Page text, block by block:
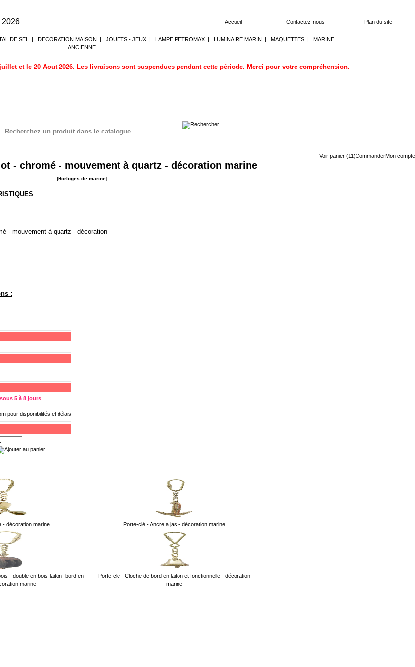
2026 Accueil Contactez-nous Plan du site
DE SEL | DECORATION MAISON | JOUETS - JEUX | LAMPE PETROMAX | LUMINAIRE MARIN | MAQUETTES | MARINE
ANCIENNE
et le 20 Aout 2026. Les livraisons sont suspendues pendant cette période. Merci pour votre compréhension.
Recherchez un produit dans le catalogue
Voir panier (11)CommanderMon compte
- chromé - mouvement à quartz - décoration marine
[Horloges de marine]
- mouvement à quartz - décoration
:
5 à 8 jours
pour disponibilités et délais
- décoration marine Porte-clé - Ancre a jas - décoration marine
- double en bois-laiton- bord en
marine
Porte-clé - Cloche de bord en laiton et fonctionnelle - décoration
marine